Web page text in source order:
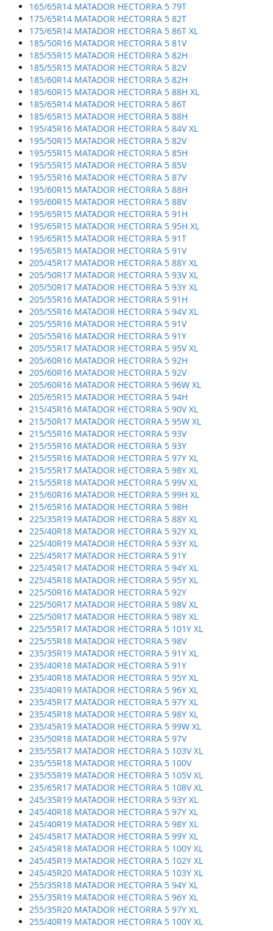
165/65R14 MATADOR HECTORRA 5 79T
175/65R14 MATADOR HECTORRA 5 82T
175/65R14 MATADOR HECTORRA 5 86T XL
185/50R16 MATADOR HECTORRA 5 81V
185/55R15 MATADOR HECTORRA 5 82H
185/55R15 MATADOR HECTORRA 5 82V
185/60R14 MATADOR HECTORRA 5 82H
185/60R15 MATADOR HECTORRA 5 88H XL
185/65R14 MATADOR HECTORRA 5 86T
185/65R15 MATADOR HECTORRA 5 88H
195/45R16 MATADOR HECTORRA 5 84V XL
195/50R15 MATADOR HECTORRA 5 82V
195/55R15 MATADOR HECTORRA 5 85H
195/55R15 MATADOR HECTORRA 5 85V
195/55R16 MATADOR HECTORRA 5 87V
195/60R15 MATADOR HECTORRA 5 88H
195/60R15 MATADOR HECTORRA 5 88V
195/65R15 MATADOR HECTORRA 5 91H
195/65R15 MATADOR HECTORRA 5 95H XL
195/65R15 MATADOR HECTORRA 5 91T
195/65R15 MATADOR HECTORRA 5 91V
205/45R17 MATADOR HECTORRA 5 88Y XL
205/50R17 MATADOR HECTORRA 5 93V XL
205/50R17 MATADOR HECTORRA 5 93Y XL
205/55R16 MATADOR HECTORRA 5 91H
205/55R16 MATADOR HECTORRA 5 94V XL
205/55R16 MATADOR HECTORRA 5 91V
205/55R16 MATADOR HECTORRA 5 91Y
205/55R17 MATADOR HECTORRA 5 95V XL
205/60R16 MATADOR HECTORRA 5 92H
205/60R16 MATADOR HECTORRA 5 92V
205/60R16 MATADOR HECTORRA 5 96W XL
205/65R15 MATADOR HECTORRA 5 94H
215/45R16 MATADOR HECTORRA 5 90V XL
215/50R17 MATADOR HECTORRA 5 95W XL
215/55R16 MATADOR HECTORRA 5 93V
215/55R16 MATADOR HECTORRA 5 93Y
215/55R16 MATADOR HECTORRA 5 97Y XL
215/55R17 MATADOR HECTORRA 5 98Y XL
215/55R18 MATADOR HECTORRA 5 99V XL
215/60R16 MATADOR HECTORRA 5 99H XL
215/65R16 MATADOR HECTORRA 5 98H
225/35R19 MATADOR HECTORRA 5 88Y XL
225/40R18 MATADOR HECTORRA 5 92Y XL
225/40R19 MATADOR HECTORRA 5 93Y XL
225/45R17 MATADOR HECTORRA 5 91Y
225/45R17 MATADOR HECTORRA 5 94Y XL
225/45R18 MATADOR HECTORRA 5 95Y XL
225/50R16 MATADOR HECTORRA 5 92Y
225/50R17 MATADOR HECTORRA 5 98V XL
225/50R17 MATADOR HECTORRA 5 98Y XL
225/55R17 MATADOR HECTORRA 5 101Y XL
225/55R18 MATADOR HECTORRA 5 98V
235/35R19 MATADOR HECTORRA 5 91Y XL
235/40R18 MATADOR HECTORRA 5 91Y
235/40R18 MATADOR HECTORRA 5 95Y XL
235/40R19 MATADOR HECTORRA 5 96Y XL
235/45R17 MATADOR HECTORRA 5 97Y XL
235/45R18 MATADOR HECTORRA 5 98Y XL
235/45R19 MATADOR HECTORRA 5 99W XL
235/50R18 MATADOR HECTORRA 5 97V
235/55R17 MATADOR HECTORRA 5 103V XL
235/55R18 MATADOR HECTORRA 5 100V
235/55R19 MATADOR HECTORRA 5 105V XL
235/65R17 MATADOR HECTORRA 5 108V XL
245/35R19 MATADOR HECTORRA 5 93Y XL
245/40R18 MATADOR HECTORRA 5 97Y XL
245/40R19 MATADOR HECTORRA 5 98Y XL
245/45R17 MATADOR HECTORRA 5 99Y XL
245/45R18 MATADOR HECTORRA 5 100Y XL
245/45R19 MATADOR HECTORRA 5 102Y XL
245/45R20 MATADOR HECTORRA 5 103Y XL
255/35R18 MATADOR HECTORRA 5 94Y XL
255/35R19 MATADOR HECTORRA 5 96Y XL
255/35R20 MATADOR HECTORRA 5 97Y XL
255/40R19 MATADOR HECTORRA 5 100Y XL